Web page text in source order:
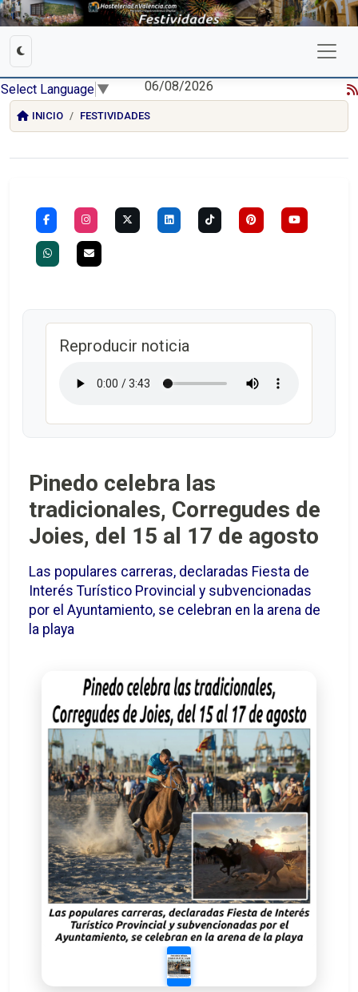
Select Language ▼ 06/08/2026
INICIO FESTIVIDADES
Reproducir noticia
Pinedo celebra las
tradicionales, Corregudes de
Joies, del 15 al 17 de agosto
Las populares carreras, declaradas Fiesta de
Interés Turístico Provincial y subvencionadas
por el Ayuntamiento, se celebran en la arena de
la playa